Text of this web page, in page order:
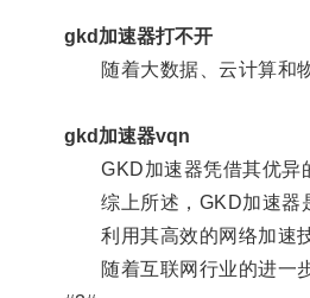
gkd加速器打不开
随着大数据、云计算和物
gkd加速器vqn
GKD加速器凭借其优异的
综上所述，GKD加速器是
利用其高效的网络加速技
随着互联网行业的进一步